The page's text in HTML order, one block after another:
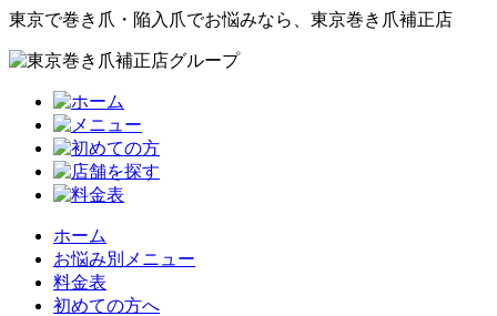
東京で巻き爪・陥入爪でお悩みなら、東京巻き爪補正店
ホーム
お悩み別メニュー
料金表
初めての方へ